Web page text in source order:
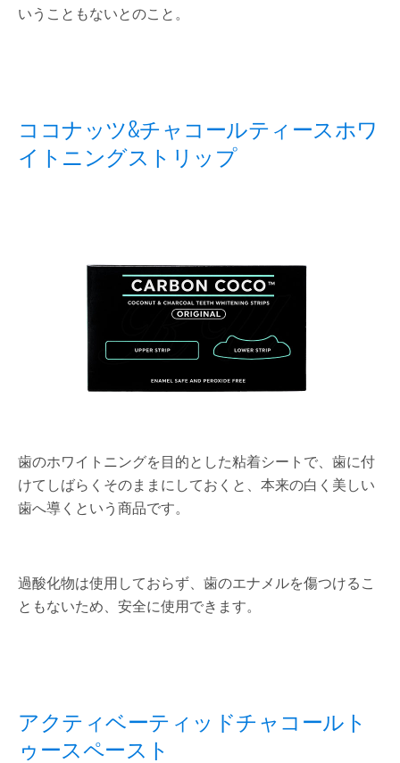
いうこともないとのこと。
ココナッツ&チャコールティースホワ
イトニングストリップ
歯のホワイトニングを目的とした粘着シートで、歯に付
けてしばらくそのままにしておくと、本来の白く美しい
歯へ導くという商品です。
過酸化物は使用しておらず、歯のエナメルを傷つけるこ
ともないため、安全に使用できます。
アクティベーティッドチャコールト
ゥースペースト